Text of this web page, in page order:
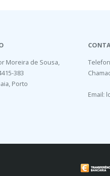
Moreira de Sousa,
383
Porto
Email: